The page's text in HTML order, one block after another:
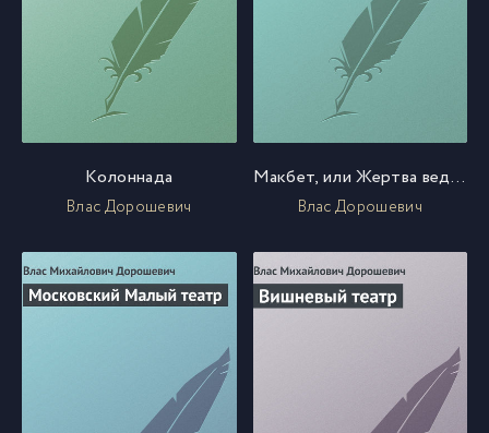
Колоннада
Влас Дорошевич
Макбет, или Жертва ведьм
Влас Дорошевич